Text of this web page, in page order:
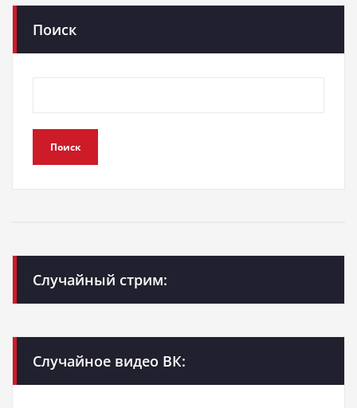
Поиск
Поиск
Случайный стрим:
Случайное видео ВК: